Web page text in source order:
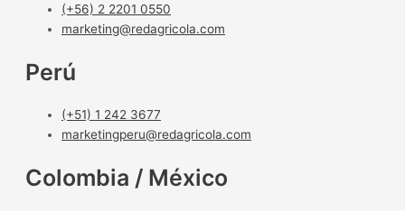
(+56) 2 2201 0550
marketing@redagricola.com
Perú
(+51) 1 242 3677
marketingperu@redagricola.com
Colombia / México